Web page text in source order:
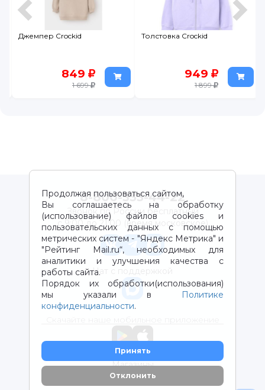
Джемпер Crockid
849
1 699
Толстовка Crockid
949
1 899
Продолжая пользоваться сайтом,
Вы соглашаетесь на обработку
(использование) файлов cookies и
пользовательских данных с помощью
метрических систем - "Яндекс Метрика" и
"Рейтинг Mail.ru“, необходимых для
аналитики и улучшения качества с
работы сайта.
Порядок их обработки(использования)
мы указали в
Политике
конфиденциальности.
Принять
Отклонить
8-800-333-44-22
Звонок по России бесплатный
с 9:00 до 21:00 (время московское)
Чат с поддержкой
Магазины